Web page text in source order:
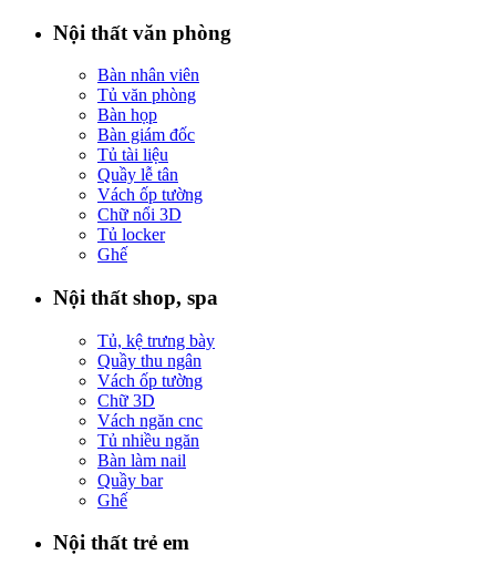
Nội thất văn phòng
Bàn nhân viên
Tủ văn phòng
Bàn họp
Bàn giám đốc
Tủ tài liệu
Quầy lễ tân
Vách ốp tường
Chữ nổi 3D
Tủ locker
Ghế
Nội thất shop, spa
Tủ, kệ trưng bày
Quầy thu ngân
Vách ốp tường
Chữ 3D
Vách ngăn cnc
Tủ nhiều ngăn
Bàn làm nail
Quầy bar
Ghế
Nội thất trẻ em